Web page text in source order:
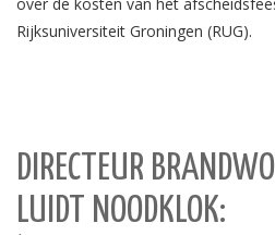
Rijksuniversiteit Groningen (RUG).
DIRECTEUR
LUIDT NOODKLOK: